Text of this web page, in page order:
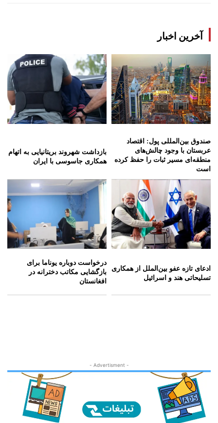
آخرین اخبار
صندوق بین‌المللی پول: اقتصاد
عربستان با وجود چالش‌های
منطقه‌ای مسیر ثبات را حفظ کرده
است
بازداشت شهروند بریتانیایی به اتهام
همکاری جاسوسی با ایران
ادعای تازه عفو بین‌الملل از همکاری
تسلیحاتی هند و اسرائیل
درخواست دوباره یوناما برای
بازگشایی مکاتب دخترانه در
افغانستان
- Advertisment -